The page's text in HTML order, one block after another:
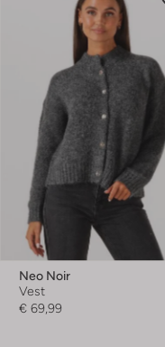
Neo Noir
Vest
€ 69,99